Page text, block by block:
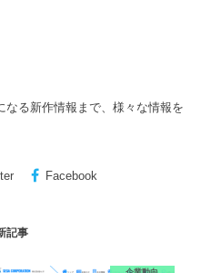
なる新作情報まで、様々な情報を
Facebook
記事